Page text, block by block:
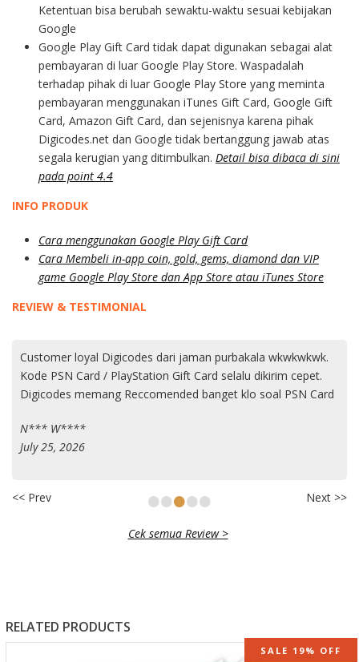
Ketentuan bisa berubah sewaktu-waktu sesuai kebijakan
Google
Google Play Gift Card tidak dapat digunakan sebagai alat
pembayaran di luar Google Play Store. Waspadalah
terhadap pihak di luar Google Play Store yang meminta
pembayaran menggunakan iTunes Gift Card, Google Gift
Card, Amazon Gift Card, dan sejenisnya karena pihak
Digicodes.net dan Google tidak bertanggung jawab atas
segala kerugian yang ditimbulkan. Detail bisa dibaca di sini
pada point 4.4
INFO PRODUK
Cara menggunakan Google Play Gift Card
Cara Membeli in-app coin, gold, gems, diamond dan VIP
game Google Play Store dan App Store atau iTunes Store
REVIEW & TESTIMONIAL
Customer loyal Digicodes dari jaman purbakala wkwkwkwk.
Kode PSN Card / PlayStation Gift Card selalu dikirim cepet.
Digicodes memang Reccomended banget klo soal PSN Card
N*** W****
July 25, 2026
<< Prev ••••• Next >>
Cek semua Review >
RELATED PRODUCTS
SALE 19% OFF